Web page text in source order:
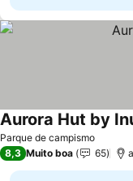
Parque de campismo
Aurora Hut by
8,3 Muito boa 65